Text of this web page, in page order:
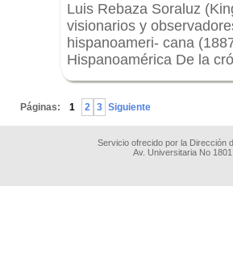
Luis Rebaza Soraluz
visionarios y
hispanoameri- cana
Hispanoamérica De la
Páginas: 1 2 3 Siguiente
Servicio ofrecido por la Dirección
Av. Universitaria No